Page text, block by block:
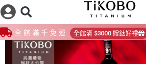
跳
至
主
要
全館滿千免運 全館滿 $3000 贈鈦好禮